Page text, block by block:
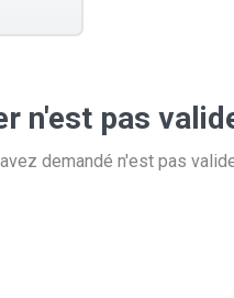
n'est pas
demandé n'est pas